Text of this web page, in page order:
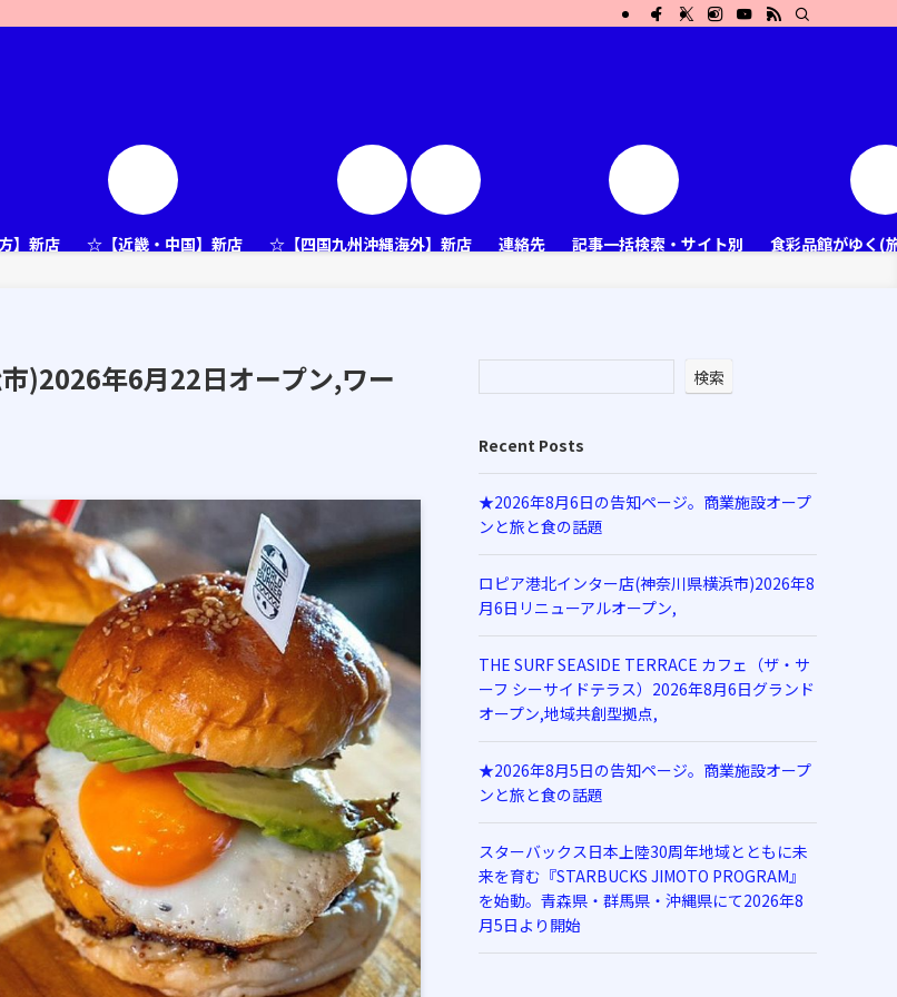
】新店 ☆【近畿・中国】新店 ☆【四国九州沖縄海外】新店 連絡先 記事一括検索・サイト別 食彩品館がゆく(
)2026年6月22日オープン,ワー
検索
Recent Posts
★2026年8月6日の告知ページ。商業施設オープ
ンと旅と食の話題
ロピア港北インター店(神奈川県横浜市)2026年8
月6日リニューアルオープン,
THE SURF SEASIDE TERRACE カフェ（ザ・サ
ーフ シーサイドテラス）2026年8月6日グランド
オープン,地域共創型拠点,
★2026年8月5日の告知ページ。商業施設オープ
ンと旅と食の話題
スターバックス日本上陸30周年地域とともに未
来を育む『STARBUCKS JIMOTO PROGRAM』
を始動。青森県・群馬県・沖縄県にて2026年8
月5日より開始